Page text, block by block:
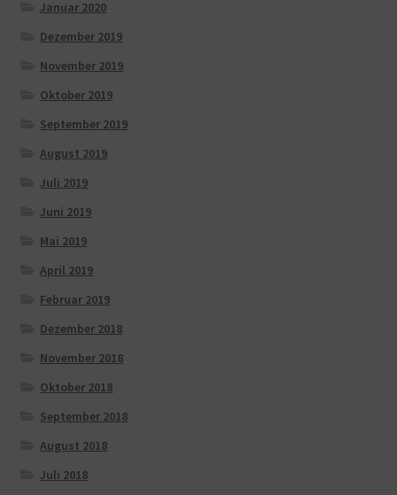
Januar 2020
Dezember 2019
November 2019
Oktober 2019
September 2019
August 2019
Juli 2019
Juni 2019
Mai 2019
April 2019
Februar 2019
Dezember 2018
November 2018
Oktober 2018
September 2018
August 2018
Juli 2018